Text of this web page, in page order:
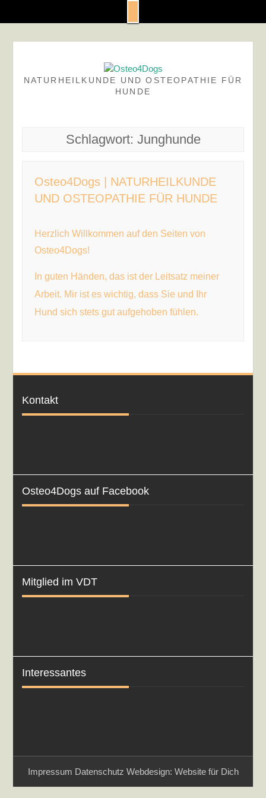
NATURHEILKUNDE UND OSTEOPATHIE FÜR
HUNDE
Schlagwort: Junghunde
Osteo4Dogs | NATURHEILKUNDE
UND OSTEOPATHIE FÜR HUNDE
Herzlich Willkommen auf den Seiten von
Osteo4Dogs!
In guten Händen,das ist der Leitsatz meiner
Arbeit. Mir ist es wichtig, dass Sie und Ihr
Hund sich stets gut aufgehoben fühlen.
Kontakt
Osteo4Dogs auf Facebook
Mitglied im VDT
Interessantes
Impressum Datenschutz Webdesign: Website für Dich